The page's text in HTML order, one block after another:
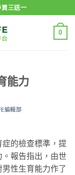
三送一
0
能力
編輯部
症的檢查標準，提
報告指出，由世
性生育能力作了